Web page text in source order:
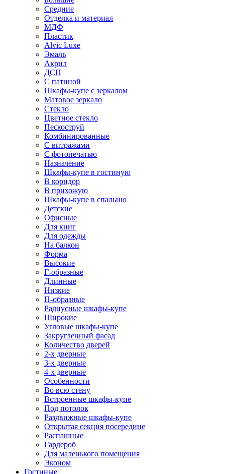
Средние
Отделка и материал
МДФ
Пластик
Alvic Luxe
Эмаль
Акрил
ДСП
С патиной
Шкафы-купе с зеркалом
Матовое зеркало
Стекло
Цветное стекло
Пескоструй
Комбинированные
С витражами
С фотопечатью
Назначение
Шкафы-купе в гостиную
В коридор
В прихожую
Шкафы-купе в спальню
Детские
Офисные
Для книг
Для одежды
На балкон
Форма
Высокие
Г-образные
Длинные
Низкие
П-образные
Радиусные шкафы-купе
Широкие
Угловые шкафы-купе
Закругленный фасад
Количество дверей
2-х дверные
3-х дверные
4-х дверные
Особенности
Во всю стену
Встроенные шкафы-купе
Под потолок
Раздвижные шкафы-купе
Открытая секция посередине
Распашные
Гардероб
Для маленького помещения
Эконом
Гостиные